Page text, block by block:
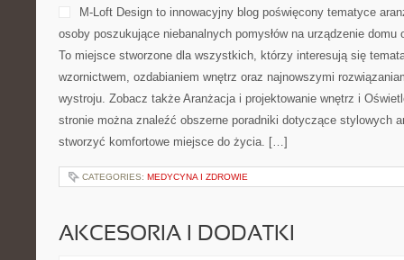
M-Loft Design to innowacyjny blog poświęcony tematyce
osoby poszukujące niebanalnych pomysłów na urządzenie domu
To miejsce stworzone dla wszystkich, którzy interesują się
wzornictwem, ozdabianiem wnętrz oraz najnowszymi
wystroju. Zobacz także Aranżacja i projektowanie wnętrz i
stronie można znaleźć obszerne poradniki dotyczące stylowych
stworzyć komfortowe miejsce do życia. […]
CATEGORIES: MEDYCYNA I ZDROWIE
AKCESORIA I DODATKI